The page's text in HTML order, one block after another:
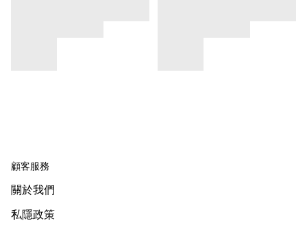
顧客服務
關於我們
私隱政策